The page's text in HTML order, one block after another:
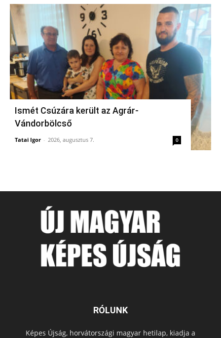
Ismét Csúzára került az Agrár-
Vándorbölcső
Tatai Igor - 2026, augusztus 7. 0
RÓLUNK
Képes Újság, horvátországi magyar hetilap, kiadja a